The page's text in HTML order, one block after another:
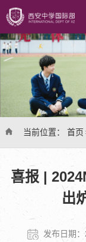
当前位置： 首页
喜报 |
出
发布日期